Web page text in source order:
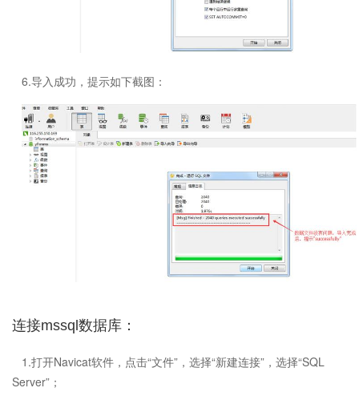
6.导入成功，提示如下截图：
连接mssql数据库：
1.打开Navicat软件，点击“文件”，选择“新建连接”，选择“SQL
Server”；